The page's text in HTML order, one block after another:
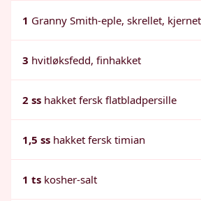
1 Granny Smith-eple, skrellet,
3 hvitløksfedd, finhakket
2 ss hakket fersk flatbladpersille
1,5 ss hakket fersk timian
1 ts kosher-salt